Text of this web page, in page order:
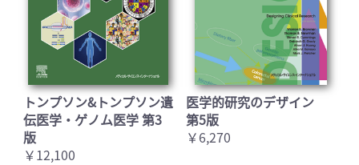
トンプソン&トンプソン遺
伝医学・ゲノム医学 第3
版
￥12,100
医学的研究のデザイン
第5版
￥6,270